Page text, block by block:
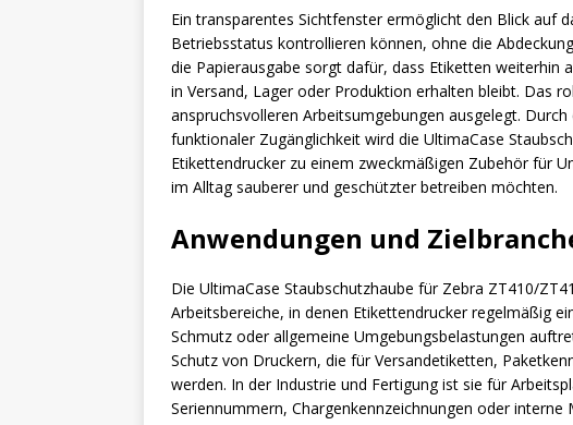
Ein transparentes Sichtfenster ermöglicht den Blick auf
Betriebsstatus kontrollieren können, ohne die
die Papierausgabe sorgt dafür, dass Etiketten weiterhin
in Versand, Lager oder Produktion erhalten bleibt. Das
anspruchsvolleren Arbeitsumgebungen ausgelegt.
funktionaler Zugänglichkeit wird die UltimaCase
Etikettendrucker zu einem zweckmäßigen Zubehör für
im Alltag sauberer und geschützter betreiben möchten.
Anwendungen und
Die UltimaCase Staubschutzhaube für Zebra ZT410/
Arbeitsbereiche, in denen Etikettendrucker regelmäßig
Schmutz oder allgemeine Umgebungsbelastungen
Schutz von Druckern, die für Versandetiketten,
werden. In der Industrie und Fertigung ist sie für
Seriennummern, Chargenkennzeichnungen oder